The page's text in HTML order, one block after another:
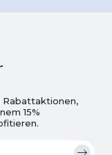
Rabattaktionen,
15%